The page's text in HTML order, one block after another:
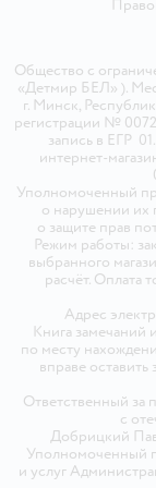
Общество с
«Детмир БЕЛ» ).
г. Минск,
регистрации №
запись в ЕГР
интернет-
Уполномоченный
о нарушении их
о защите прав
Режим работы:
выбранного
расчёт. Оплата
Адрес
Книга замечаний
по месту
вправе
Ответственный за
с
Добрицкий
Уполномоченный
и услуг